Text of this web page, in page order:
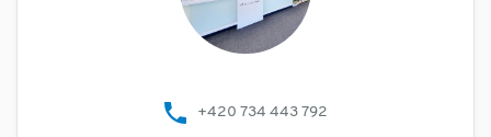
+420 734 443 792